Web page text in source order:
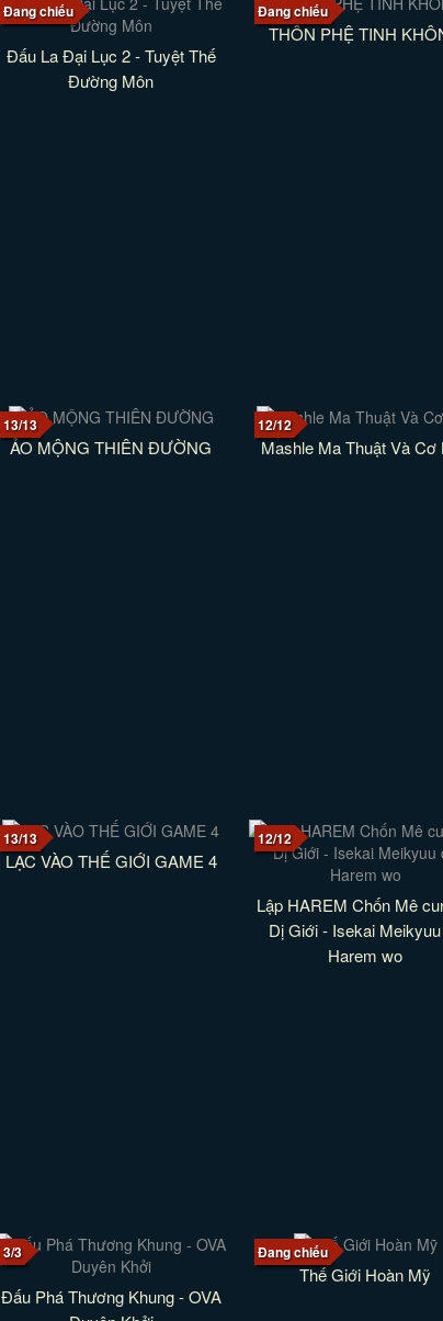
Đang chiếu
Đấu La Đại Lục 2 - Tuyệt Thế
Đường Môn
Đang chiếu
THÔN PHỆ TINH
13/13
ẢO MỘNG THIÊN ĐƯỜNG
12/12
Mashle Ma Thuật Và Cơ
13/13
LẠC VÀO THẾ GIỚI GAME 4
12/12
Lập HAREM Chốn Mê
Dị Giới - Isekai
Harem wo
3/3
Đấu Phá Thương Khung - OVA
Đang chiếu
Thế Giới Hoàn Mỹ